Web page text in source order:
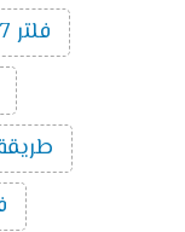
فلتر 7 مراحل بدون خزان وموتور
طريقة